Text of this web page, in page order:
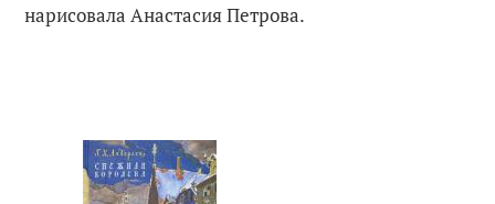
нарисовала Анастасия Петрова.